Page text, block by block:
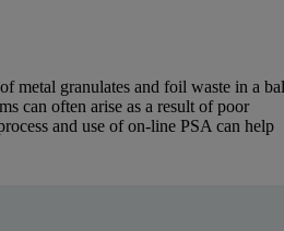
metal granulates and foil waste in a
can often arise as a result of poor
and use of on-line PSA can help